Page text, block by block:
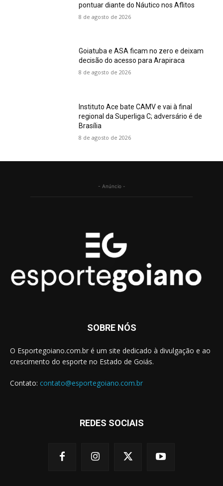
pontuar diante do Náutico nos Aflitos
8 de agosto de 2026
Goiatuba e ASA ficam no zero e deixam
decisão do acesso para Arapiraca
8 de agosto de 2026
Instituto Ace bate CAMV e vai à final
regional da Superliga C; adversário é de
Brasília
8 de agosto de 2026
- Anúncio -
SOBRE NÓS
O Esportegoiano.com.br é um site dedicado à divulgação e ao
crescimento do esporte no Estado de Goiás.
Contato: contato@esportegoiano.com.br
REDES SOCIAIS